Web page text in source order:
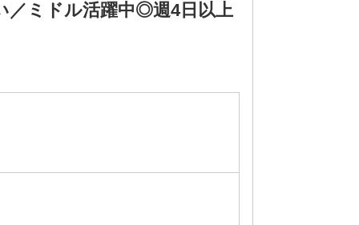
／ミドル活躍中◎週4日以上